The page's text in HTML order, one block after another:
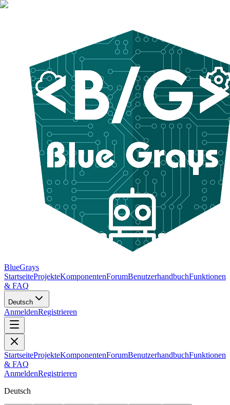
BlueGrays
StartseiteProjekteKomponentenForumBenutzerhandbuchFunktionen
& FAQ
Deutsch
AnmeldenRegistrieren
StartseiteProjekteKomponentenForumBenutzerhandbuchFunktionen
& FAQ
AnmeldenRegistrieren
Deutsch